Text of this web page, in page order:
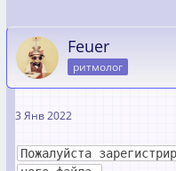
Feuer
ритмолог
3 Янв 2022
Пожалуйста